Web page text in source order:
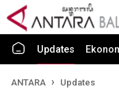
Updates
ANTARA Updates